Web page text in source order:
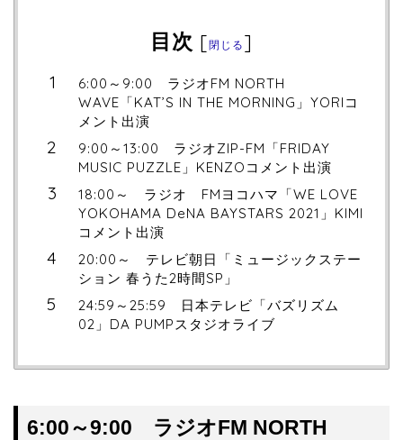
目次 [閉じる ]
6:00～9:00 ラジオFM NORTH
WAVE「KAT’S IN THE MORNING」YORIコ
メント出演
9:00～13:00 ラジオZIP-FM「FRIDAY
MUSIC PUZZLE」KENZOコメント出演
18:00～ ラジオ FMヨコハマ「WE LOVE
YOKOHAMA DeNA BAYSTARS 2021」KIMI
コメント出演
20:00～ テレビ朝日「ミュージックステー
ション 春うた2時間SP」
24:59～25:59 日本テレビ「バズリズム
02」DA PUMPスタジオライブ
6:00～9:00 ラジオFM NORTH